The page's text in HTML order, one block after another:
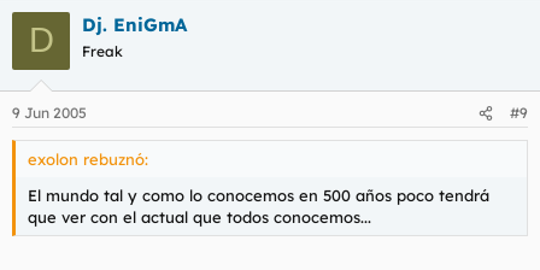
D Dj. EniGmA
Freak
9 Jun 2005 #9
exolon rebuznó:
El mundo tal y como lo conocemos en 500 años poco tendrá
que ver con el actual que todos conocemos...